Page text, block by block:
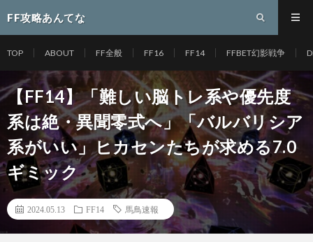
FF攻略あんてな
TOP ABOUT FF全般 FF16 FF14 FFBET幻影戦争
【FF14】「難しい脳トレ系や優先度
系は絶・異聞零式へ」「バルバリシア
系がいい」ヒカセンたちが求める7.0
ギミック
2024.05.13 FF14 馬鳥速報